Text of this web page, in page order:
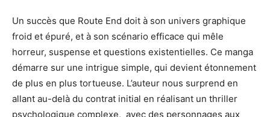
Un succès que Route End doit à son univers graphique
froid et épuré, et à son scénario efficace qui mêle
horreur, suspense et questions existentielles. Ce manga
démarre sur une intrigue simple, qui devient étonnement
de plus en plus tortueuse. L’auteur nous surprend en
allant au-delà du contrat initial en réalisant un thriller
psychologique complexe, avec des personnages aux